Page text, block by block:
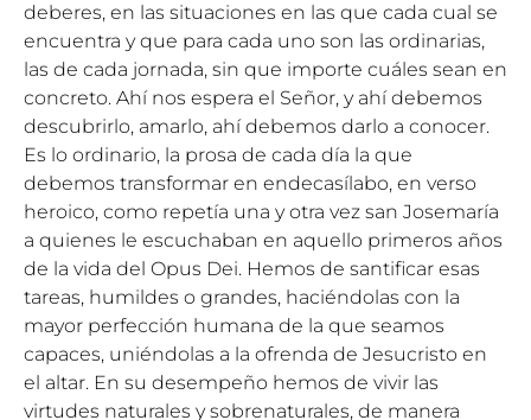
deberes, en las situaciones en las que cada cual se
encuentra y que para cada uno son las ordinarias,
las de cada jornada, sin que importe cuáles sean en
concreto. Ahí nos espera el Señor, y ahí debemos
descubrirlo, amarlo, ahí debemos darlo a conocer.
Es lo ordinario, la prosa de cada día la que
debemos transformar en endecasílabo, en verso
heroico, como repetía una y otra vez san Josemaría
a quienes le escuchaban en aquello primeros años
de la vida del Opus Dei. Hemos de santificar esas
tareas, humildes o grandes, haciéndolas con la
mayor perfección humana de la que seamos
capaces, uniéndolas a la ofrenda de Jesucristo en
el altar. En su desempeño hemos de vivir las
virtudes naturales y sobrenaturales, de manera